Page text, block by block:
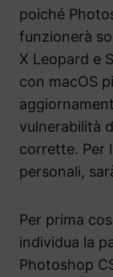
poiché
funzionerà
X Leopard e
con macOS
vulnerabilità
corrette. Per
personali,
Per prima
individua la
Photoshop